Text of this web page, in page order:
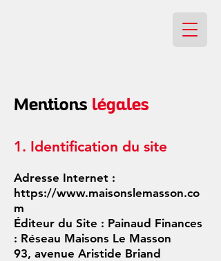
Mentions légales
1. Identification du site
Adresse Internet :
https://www.maisonslemasson.co
m
Éditeur du Site : Painaud Finances
: Réseau Maisons Le Masson
93, avenue Aristide Briand